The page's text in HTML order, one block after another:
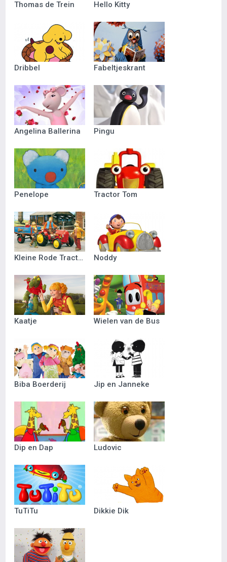
Thomas de Trein Hello Kitty
Dribbel Fabeltjeskrant
Angelina Ballerina Pingu
Penelope Tractor Tom
Kleine Rode Tractor Noddy
Kaatje Wielen van de Bus
Biba Boerderij Jip en Janneke
Dip en Dap Ludovic
TuTiTu Dikkie Dik